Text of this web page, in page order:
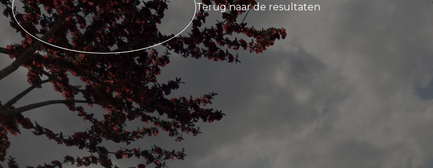
Terug naar de resultaten